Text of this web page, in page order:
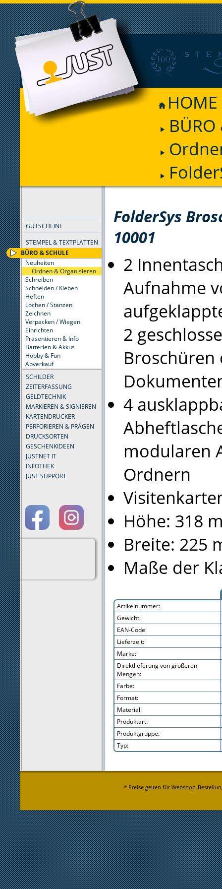
HOME
BÜRO
GUTSCHEINE
STEMPEL & TEXTPLATTEN
BÜRO & SCHULE
Neuheiten
Ordnen & Organisieren
Schreiben
Schneiden / Kleben
Heften
Lochen / Stanzen
Zeichnen
Verpacken / Wiegen
Einrichten
Präsentieren & Info
Batterien & Akkus
Hobby & Fun
Abverkauf
SCHILDER
ZEITERFASSUNG
GELDTECHNIK
MARKIEREN & SIGNIEREN
KARTENDRUCKER
PERFORIEREN & PRÄGEN
DRUCKSORTEN
GESCHENKIDEEN
JUSTNET IT
INFOTHEK
JUST SUPPORT
FolderSys
10001
2
Aufnahme
2
Broschüren
4
modularen
Ordnern
Höhe: 318
Breite: 225
Maße der
Artikelnummer:
Gewicht:
EAN-Code:
Lieferzeit:
Marke:
Direktlieferung von größeren
Mengen:
Farbe:
Format:
Material:
Produktart:
Produktgruppe:
Typ:
* Preise gelten für Webshop-